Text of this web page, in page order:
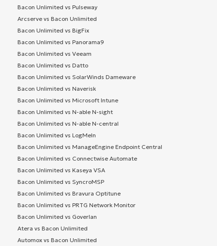
Bacon Unlimited vs Pulseway
Arcserve vs Bacon Unlimited
Bacon Unlimited vs BigFix
Bacon Unlimited vs Panorama9
Bacon Unlimited vs Veeam
Bacon Unlimited vs Datto
Bacon Unlimited vs SolarWinds Dameware
Bacon Unlimited vs Naverisk
Bacon Unlimited vs Microsoft Intune
Bacon Unlimited vs N-able N-sight
Bacon Unlimited vs N-able N-central
Bacon Unlimited vs LogMeIn
Bacon Unlimited vs ManageEngine Endpoint Central
Bacon Unlimited vs Connectwise Automate
Bacon Unlimited vs Kaseya VSA
Bacon Unlimited vs SyncroMSP
Bacon Unlimited vs Bravura Optitune
Bacon Unlimited vs PRTG Network Monitor
Bacon Unlimited vs Goverlan
Atera vs Bacon Unlimited
Automox vs Bacon Unlimited